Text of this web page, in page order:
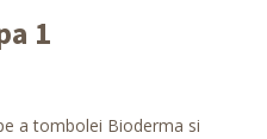
1
a tombolei Bioderma si